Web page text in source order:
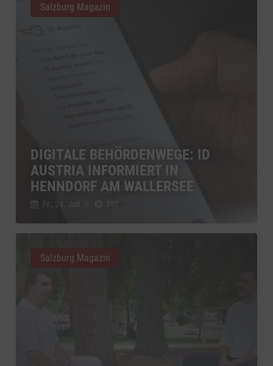
DIGITALE BEHÖRDENWEGE: ID
AUSTRIA INFORMIERT IN
HENNDORF AM WALLERSEE
Fr., 24. Juli 252
Salzburg Magazin
Salzburg Magazin